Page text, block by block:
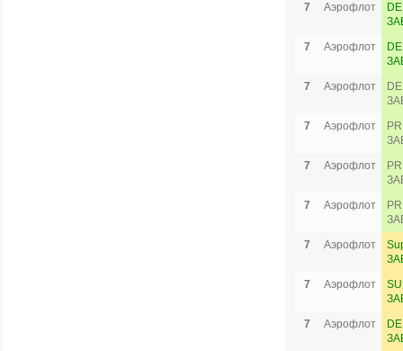
7
Аэрофлот
7
Аэрофлот
7
Аэрофлот
7
Аэрофлот
7
Аэрофлот
7
Аэрофлот
7
Аэрофлот
7
Аэрофлот
7
Аэрофлот